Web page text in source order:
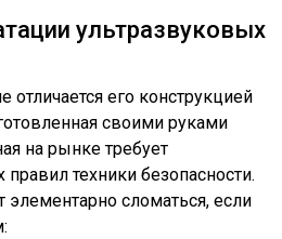
ультразвуковых
отличается его конструкцией
своими руками
на рынке требует
техники безопасности.
сломаться, если